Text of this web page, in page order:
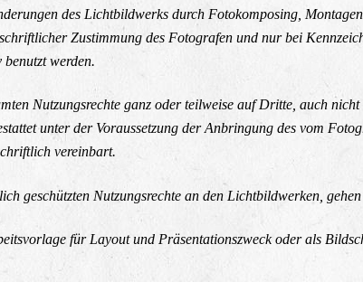
des Lichtbildwerks durch Fotokomposing,
Zustimmung des Fotografen und nur bei
werden.
Nutzungsrechte ganz oder teilweise auf Dritte, auch
unter der Voraussetzung der Anbringung des vom
vereinbart.
geschützten Nutzungsrechte an den Lichtbildwerken,
für Layout und Präsentationszweck oder als